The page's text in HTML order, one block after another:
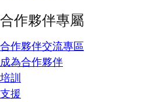
合作夥伴專屬
合作夥伴交流專區
成為合作夥伴
培訓
支援